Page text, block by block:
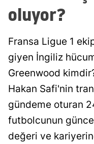
oluyor?
Fransa Ligue 1
giyen İngiliz
Greenwood
Hakan Safi'nin
gündeme oturan
futbolcunun
değeri ve